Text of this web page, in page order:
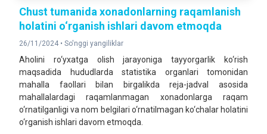
Chust tumanida хonadonlarning raqamlanish
holatini o‘rganish ishlari davom etmoqda
26/11/2024 • So'nggi yangiliklar
Aholini ro‘yxatga olish jarayoniga tayyorgarlik ko‘rish
maqsadida hududlarda statistika organlari tomonidan
mahalla faollari bilan birgalikda reja-jadval asosida
mahallalardagi raqamlanmagan xonadonlarga raqam
o‘rnatilganligi va nom belgilari o‘rnatilmagan ko‘chalar holatini
o‘rganish ishlari davom etmoqda.